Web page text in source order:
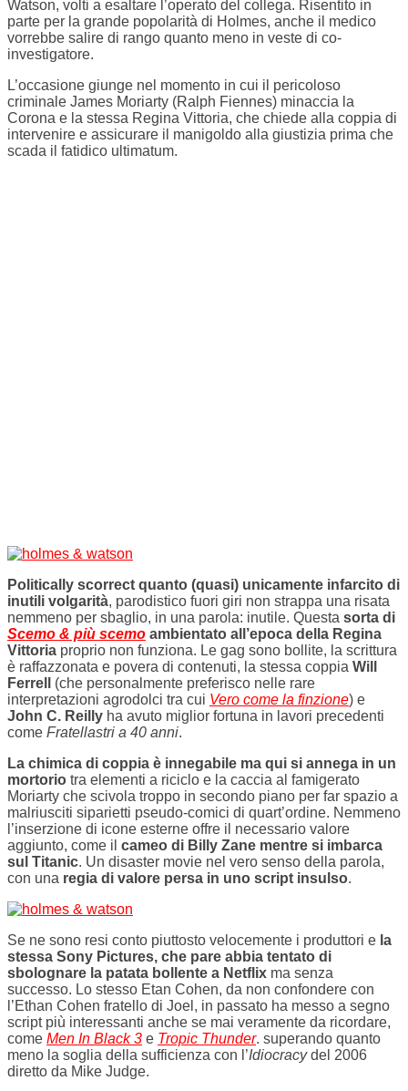
Watson, volti a esaltare l’operato del collega. Risentito in
parte per la grande popolarità di Holmes, anche il medico
vorrebbe salire di rango quanto meno in veste di co-
investigatore.
L’occasione giunge nel momento in cui il pericoloso
criminale James Moriarty (Ralph Fiennes) minaccia la
Corona e la stessa Regina Vittoria, che chiede alla coppia di
intervenire e assicurare il manigoldo alla giustizia prima che
scada il fatidico ultimatum.
Politically scorrect quanto (quasi) unicamente infarcito di
inutili volgarità, parodistico fuori giri non strappa una risata
nemmeno per sbaglio, in una parola: inutile. Questa sorta di
Scemo & più scemo ambientato all’epoca della Regina
Vittoria proprio non funziona. Le gag sono bollite, la scrittura
è raffazzonata e povera di contenuti, la stessa coppia Will
Ferrell
(che personalmente preferisco nelle rare
interpretazioni agrodolci tra cui Vero come la finzione) e
John C. Reilly ha avuto miglior fortuna in lavori precedenti
come Fratellastri a 40 anni.
La chimica di coppia è innegabile ma qui si annega in un
mortorio tra elementi a riciclo e la caccia al famigerato
Moriarty che scivola troppo in secondo piano per far spazio a
malriusciti siparietti pseudo-comici di quart’ordine. Nemmeno
l’inserzione di icone esterne offre il necessario valore
aggiunto, come il cameo di Billy Zane mentre si imbarca
sul Titanic. Un disaster movie nel vero senso della parola,
con una regia di valore persa in uno script insulso.
Se ne sono resi conto piuttosto velocemente i produttori e la
stessa Sony Pictures, che pare abbia tentato di
sbolognare la patata bollente a Netflix ma senza
successo. Lo stesso Etan Cohen, da non confondere con
l’Ethan Cohen fratello di Joel, in passato ha messo a segno
script più interessanti anche se mai veramente da ricordare,
come Men In Black 3 e Tropic Thunder. superando quanto
meno la soglia della sufficienza con l’Idiocracydel 2006
diretto da Mike Judge.